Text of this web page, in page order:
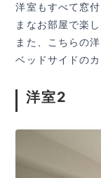
洋室もすべて窓
まなお部屋で楽
また、こちらの
ベッドサイドの
洋室2